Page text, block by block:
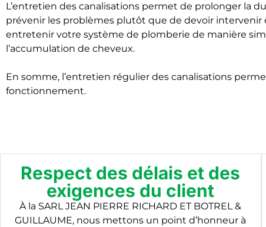
L’entretien des canalisations permet de prolonger la
prévenir les problèmes plutôt que de devoir
entretenir votre système de plomberie de manière
l’accumulation de cheveux.
En somme, l’entretien régulier des canalisations
fonctionnement.
Respect des délais et des
exigences du client
À la SARL JEAN PIERRE RICHARD ET BOTREL &
GUILLAUME, nous mettons un point d’honneur à